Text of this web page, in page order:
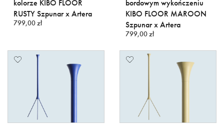
kolorze KIBO FLOOR
RUSTY Szpunar x Artera
799,00 zł
bordowym wykończeniu
KIBO FLOOR MAROON
Szpunar x Artera
799,00 zł